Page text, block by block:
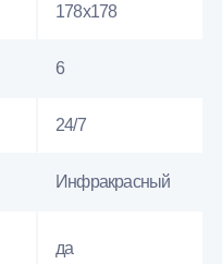
178x178
6
24/7
Инфракрасный
да